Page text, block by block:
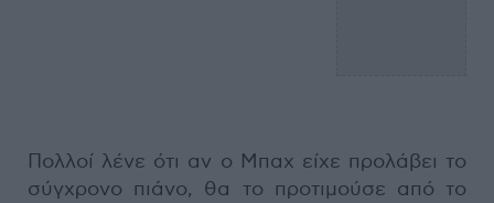
Πολλοί λένε ότι αν ο Μπαχ είχε προλάβει το
σύγχρονο πιάνο, θα το προτιμούσε από το